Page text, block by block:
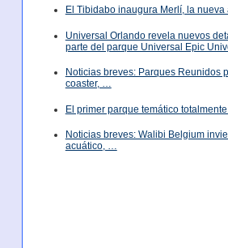
El Tibidabo inaugura Merlí, la
Universal Orlando revela nuevos
parte del parque Universal Epic
Noticias breves: Parques Reunidos
coaster, …
El primer parque temático
Noticias breves: Walibi Belgium
acuático, …